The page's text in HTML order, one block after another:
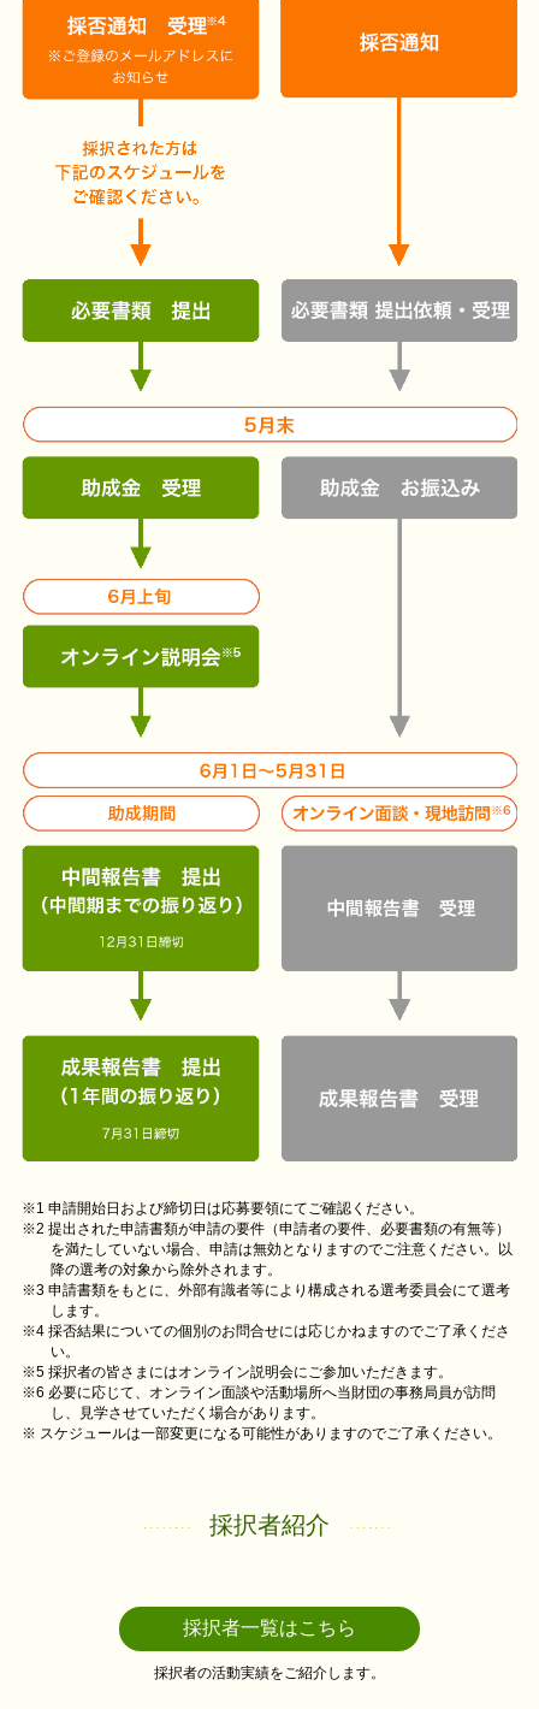
※1 申請開始日および締切日は応募要領にてご確認ください。
※2 提出された申請書類が申請の要件（申請者の要件、必要書類の有無等）
を満たしていない場合、申請は無効となりますのでご注意ください。以
降の選考の対象から除外されます。
※3 申請書類をもとに、外部有識者等により構成される選考委員会にて選考
します。
※4 採否結果についての個別のお問合せには応じかねますのでご了承くださ
い。
※5 採択者の皆さまにはオンライン説明会にご参加いただきます。
※6 必要に応じて、オンライン面談や活動場所へ当財団の事務局員が訪問
し、見学させていただく場合があります。
※ スケジュールは⼀部変更になる可能性がありますのでご了承ください。
採択者紹介
採択者一覧はこちら
採択者の活動実績をご紹介します。